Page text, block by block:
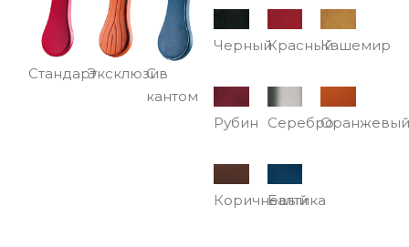
СтандартЭксклюзив
С
кантом
ЧерныйКрасныйКашемир
Рубин Серебро
Коричневый
Балтика